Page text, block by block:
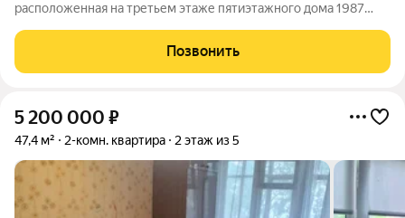
расположенная на третьем этаже пятиэтажного дома 1987
включает изолированную комнату и просторную кухню в 8 кв.
м, что является
Позвонить
5 200 000 ₽
47,4 м² 2-комн. квартира 2 этаж из 5